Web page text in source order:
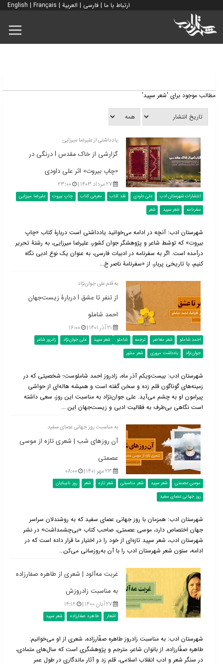
ارتباط با ما | فارسی | العربية |
English | Français
مطالب موجود برای 'شعر سپید'
یادداشتی از علیرضا میرزایی
گزارشی از خاک مقدس l درنگی در
«چاپ بیروت» اثر علی داودی
۲۷ مرداد ۱۴۰۳ | ۲۳:۰۰
انتشارات شهرستان ادب علی داودی نقد کتاب معرفی کتاب چاپ بیروت
علیرضا میرزایی
سفرنامه
شعر سپید شعر
شهرستان ادب: آنچه در ادامه می‌خوانید یادداشتی است دربارۀ کتاب «چاپ
بیروت» که توسّط شاعر و پژوهشگر جوان کشور، علیرضا میرزایی، به رشتۀ تحریر
درآمده است. اگر به سفرنامه در ادبیات فارسی، به عنوان یک نوع ادبی نگاه
کنیم، با تاریخی پربار، از «سفرنامۀ ناصر خ...
به قلم علی جوان‌نژاد
از تنفر تا عشق l دربارۀ زیست‌جهان
احمد شاملو
۲۱ آذر ۱۴۰۱ | ۱۶:۰۰
احمد شاملو شعر معاصر ترجمه شاملو شعر سپید علی جوان‌نژاد
زادروز شاعر
جوان‌نژاد
یادداشت مروری شعر منثور
شهرستان ادب: بیست‌ویکم آذر ماه، زادروز احمد شاملوست؛ شخصیتی که در
زمینه‌های گوناگون قلم زده و سخن گفته است و همیشه هاله‌ای از حواشی
پیرامون او به چشم می‌آید. علی جوان‌نژاد به مناسبت این روز، سعی داشته
است نگاهی بی‌طرف به فعّالیت ادبی و زیست‌جهان این ...
به مناسبت روز جهانی عصای سفید
آن روزهای شب | شعری تازه از موسی
عصمتی
۲۳ مهر ۱۴۰۱ | ۰۸:۰۰
موسی عصمتی شعر سپید شعر مناسبتی شعر تازه شعر
روز نابینایان
روز جهانی عصای سفید
شهرستان ادب: همزمان با روز جهانی عصای سفید که به روشندلان سراسر
جهان اختصاص دارد، موسی عصمتی، صاحب کتاب «بی‌چشمداشت» در نشر
شهرستان ادب، شعر سپید تازه‌ای از خود را در اختیار ما قرار داده است که در
ادامه، ستون شعر شهرستان ادب را با آن به‌روزسانی می‌کن...
غربت مه‌آلود | شعری از طاهره صفارزاده
به مناسبت زادروزش
۲۷ آبان ۱۴۰۰ | ۱۴:۱۲
اشعار طاهره صفارزاده شعر سپید
شهرستان ادب: به مناسبت زادروز طاهره صفّارزاده، شعری از او می‌خوانیم:
طاهره صفّارزاده، از بانوان شاعر، مترجم و پژوهشگری است که سال‌های متمادی،
در سنگر شعر و ادب انقلاب اسلامی، قلم زد و آثار ماندگاری در طول عمر